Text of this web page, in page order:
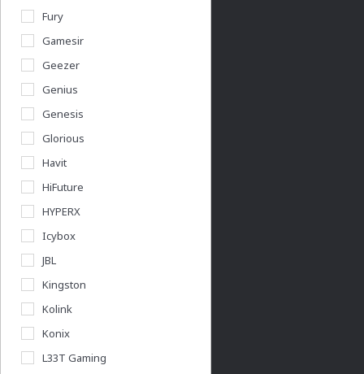
Fury
Gamesir
Geezer
Genius
Genesis
Glorious
Havit
HiFuture
HYPERX
Icybox
JBL
Kingston
Kolink
Konix
L33T Gaming
Kérdésed van?
info@acer.shop.hu
+36 20 / 800 2237
+36 20 / 372 2237
Céges árajánlat kérés
Információk
Vásárlás menete
Általános felhasználási feltételek
Adatkezelési nyilatkozat
Használati útmutatók
Pályázatok
Végleges adattörlés